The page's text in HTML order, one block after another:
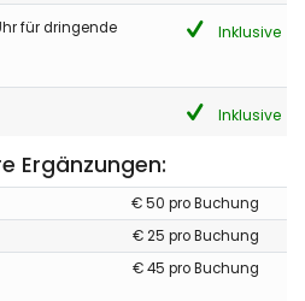
für dringende
Inklusive
Inklusive
Ergänzungen:
€ 50 pro Buchung
€ 25 pro Buchung
€ 45 pro Buchung